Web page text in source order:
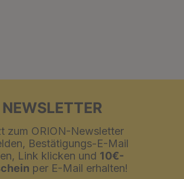
NEWSLETTER
zum ORION-Newsletter
Bestätigungs-E-Mail
Link klicken und 10€-
per E-Mail erhalten!